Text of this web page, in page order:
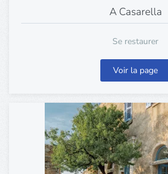
A Casarella
Se restaurer
Voir la page